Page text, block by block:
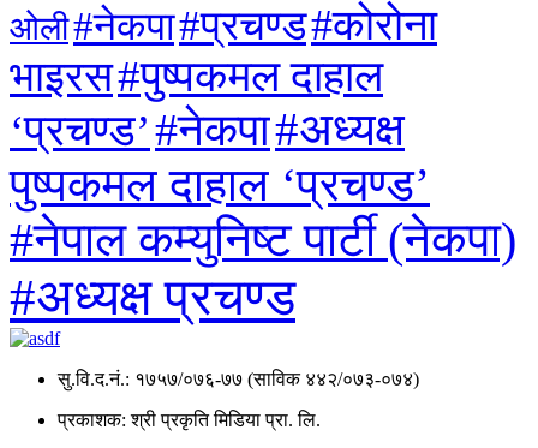
ओली#नेकपा#प्रचण्ड#कोरोना
भाइरस#पुष्पकमल दाहाल
‘प्रचण्ड’#नेकपा#अध्यक्ष
पुष्पकमल दाहाल ‘प्रचण्ड’
#नेपाल कम्युनिष्ट पार्टी (नेकपा)
#अध्यक्ष प्रचण्ड
सु.वि.द.नं.: १७५७/०७६-७७ (साविक ४४२/०७३-०७४)
प्रकाशक: श्री प्रकृति मिडिया प्रा. लि.